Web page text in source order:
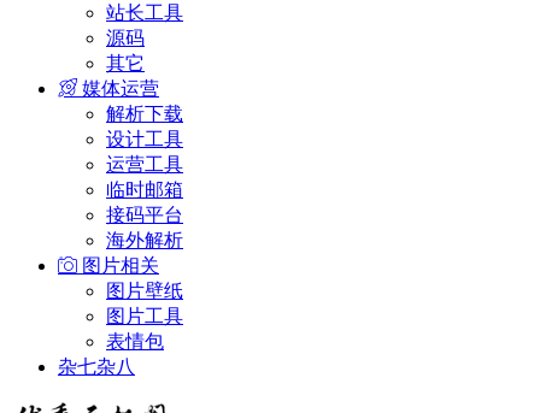
站长工具
源码
其它
媒体运营
解析下载
设计工具
运营工具
临时邮箱
接码平台
海外解析
图片相关
图片壁纸
图片工具
表情包
杂七杂八